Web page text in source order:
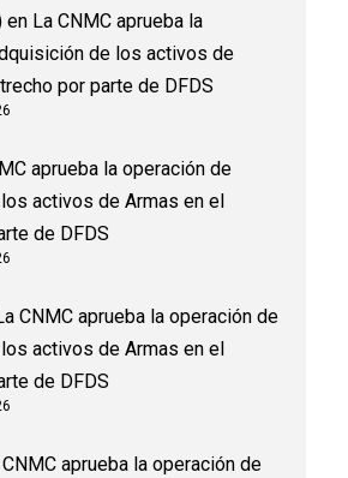
en La CNMC aprueba la
de los activos de
por parte de DFDS
aprueba la operación de
activos de Armas en el
de DFDS
CNMC aprueba la operación de
activos de Armas en el
de DFDS
CNMC aprueba la operación de